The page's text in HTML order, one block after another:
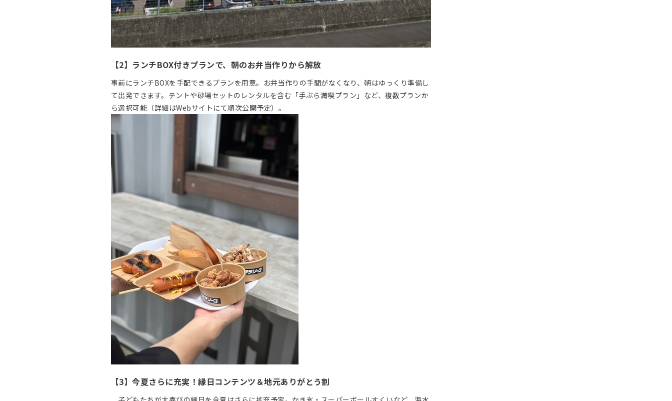
【2】ランチBOX付きプランで、朝のお弁当作りから解放
事前にランチBOXを手配できるプランを用意。お弁当作りの手間がなくなり、朝はゆっくり準備し
て出発できます。テントや砂場セットのレンタルを含む「手ぶら満喫プラン」など、複数プランか
ら選択可能（詳細はWebサイトにて順次公開予定）。
【3】今夏さらに充実！縁日コンテンツ＆地元ありがとう割